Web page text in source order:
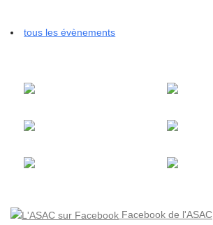
tous les évènements
Facebook de l'ASAC